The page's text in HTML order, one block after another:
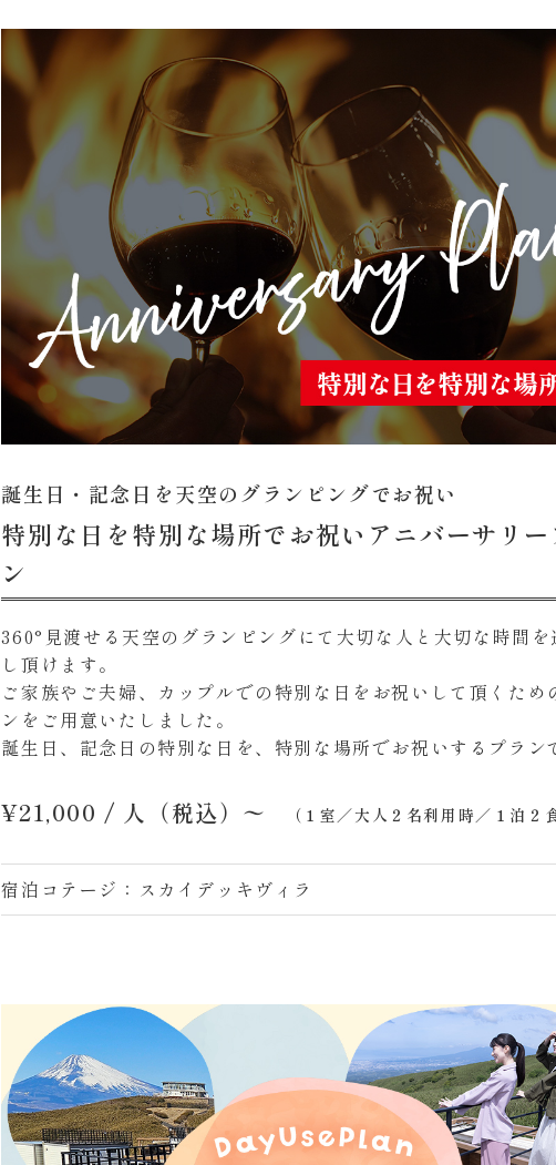
誕生日・記念日を天空のグランピングでお祝い
特別な日を特別な場所でお祝いアニバーサリ
ン
360°見渡せる天空のグランピングにて大切な人と大切な時間
し頂けます。
ご家族やご夫婦、カップルでの特別な日をお祝いして頂くため
ンをご用意いたしました。
誕生日、記念日の特別な日を、特別な場所でお祝いするプラン
¥21,000 / 人（税込）〜 （１室／大人２名利用時／１泊２
宿泊コテージ：スカイデッキヴィラ